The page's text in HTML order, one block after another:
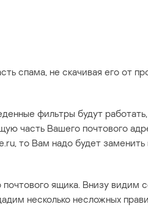
спама, не скачивая его от
фильтры будут
часть Вашего почтового
то Вам надо будет заменить
ящика. Внизу видим
несколько несложных